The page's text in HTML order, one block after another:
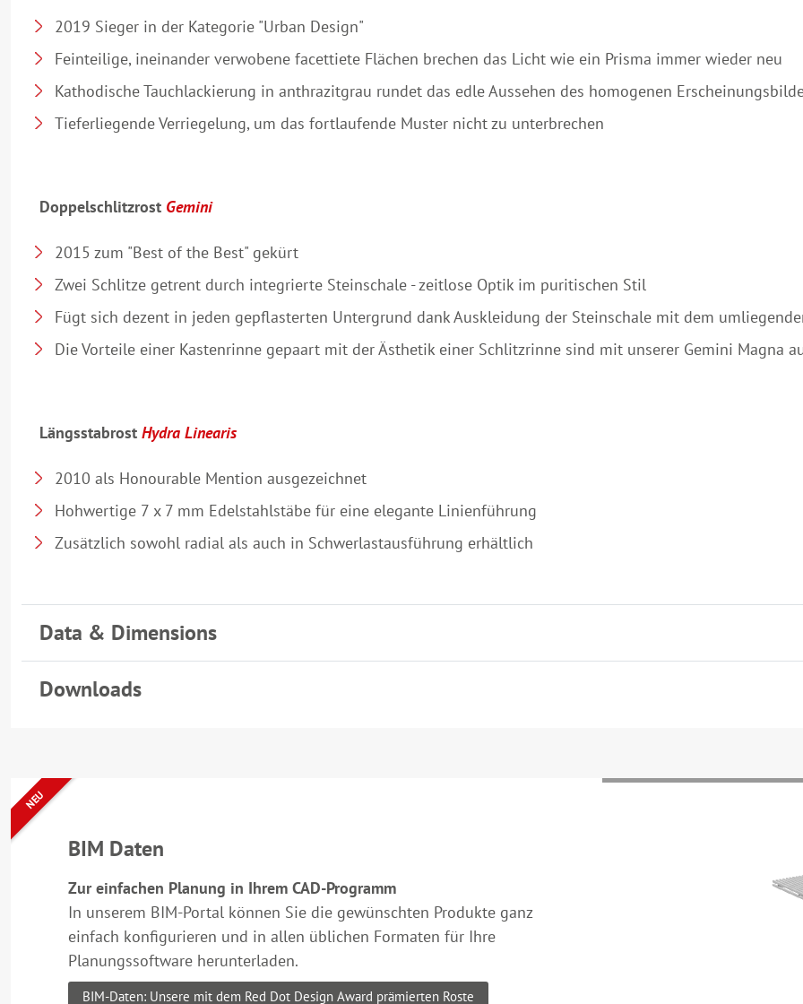
2019 Sieger in der Kategorie "Urban Design"
Feinteilige, ineinander verwobene facettiete Flächen brechen das Licht wie ein Prisma immer wieder neu
Kathodische Tauchlackierung in anthrazitgrau rundet das edle Aussehen des homogenen
Tieferliegende Verriegelung, um das fortlaufende Muster nicht zu unterbrechen
Doppelschlitzrost Gemini
2015 zum "Best of the Best" gekürt
Zwei Schlitze getrent durch integrierte Steinschale - zeitlose Optik im puritischen Stil
Fügt sich dezent in jeden gepflasterten Untergrund dank Auskleidung der Steinschale mit dem
Die Vorteile einer Kastenrinne gepaart mit der Ästhetik einer Schlitzrinne sind mit unserer Gemini Magna
Längsstabrost Hydra Linearis
2010 als Honourable Mention ausgezeichnet
Hohwertige 7 x 7 mm Edelstahlstäbe für eine elegante Linienführung
Zusätzlich sowohl radial als auch in Schwerlastausführung erhältlich
Data & Dimensions
Downloads
NEU
BIM Daten
Zur einfachen Planung in Ihrem CAD-Programm
In unserem BIM-Portal können Sie die gewünschten Produkte ganz
einfach konfigurieren und in allen üblichen Formaten für Ihre
Planungssoftware herunterladen.
BIM-Daten: Unsere mit dem Red Dot Design Award prämierten Roste